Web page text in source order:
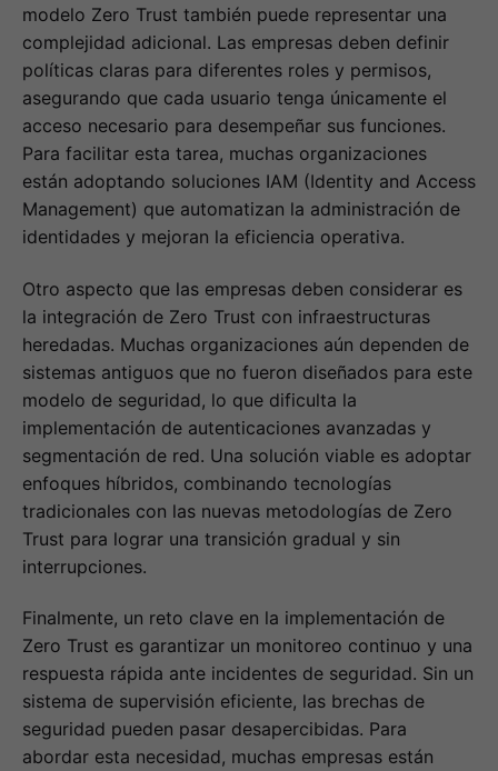
modelo Zero Trust también puede representar una
complejidad adicional. Las empresas deben definir
políticas claras para diferentes roles y permisos,
asegurando que cada usuario tenga únicamente el
acceso necesario para desempeñar sus funciones.
Para facilitar esta tarea, muchas organizaciones
están adoptando soluciones IAM (Identity and Access
Management) que automatizan la administración de
identidades y mejoran la eficiencia operativa.
Otro aspecto que las empresas deben considerar es
la integración de Zero Trust con infraestructuras
heredadas. Muchas organizaciones aún dependen de
sistemas antiguos que no fueron diseñados para este
modelo de seguridad, lo que dificulta la
implementación de autenticaciones avanzadas y
segmentación de red. Una solución viable es adoptar
enfoques híbridos, combinando tecnologías
tradicionales con las nuevas metodologías de Zero
Trust para lograr una transición gradual y sin
interrupciones.
Finalmente, un reto clave en la implementación de
Zero Trust es garantizar un monitoreo continuo y una
respuesta rápida ante incidentes de seguridad. Sin un
sistema de supervisión eficiente, las brechas de
seguridad pueden pasar desapercibidas. Para
abordar esta necesidad, muchas empresas están